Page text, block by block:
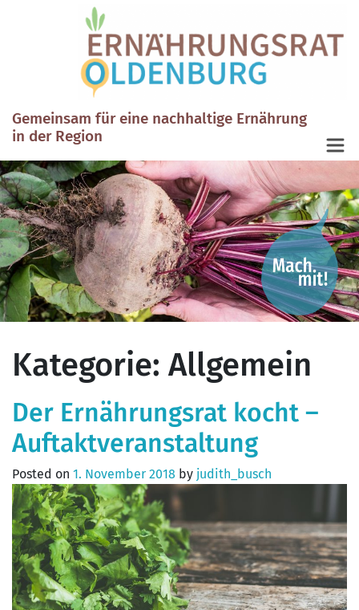
Gemeinsam für eine nachhaltige Ernährung
in der Region
Kategorie: Allgemein
Der Ernährungsrat kocht –
Auftaktveranstaltung
Posted on 1. November 2018 by judith_busch